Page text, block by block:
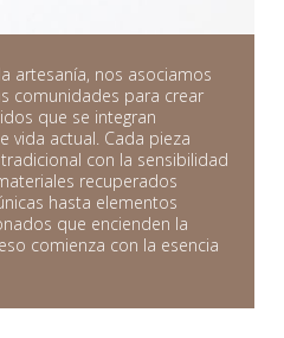
artesanía, nos asociamos
comunidades para crear
que se integran
vida actual. Cada pieza
con la sensibilidad
recuperados
hasta elementos
que encienden la
comienza con la esencia